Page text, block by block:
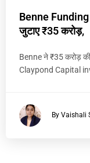
Benne
जुटाए ₹35 करोड़,
Benne ने ₹35 करोड़
Claypond Capital
By Vaishali